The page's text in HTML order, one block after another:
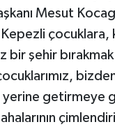
Mesut
şehir bırakmak
getirmeye